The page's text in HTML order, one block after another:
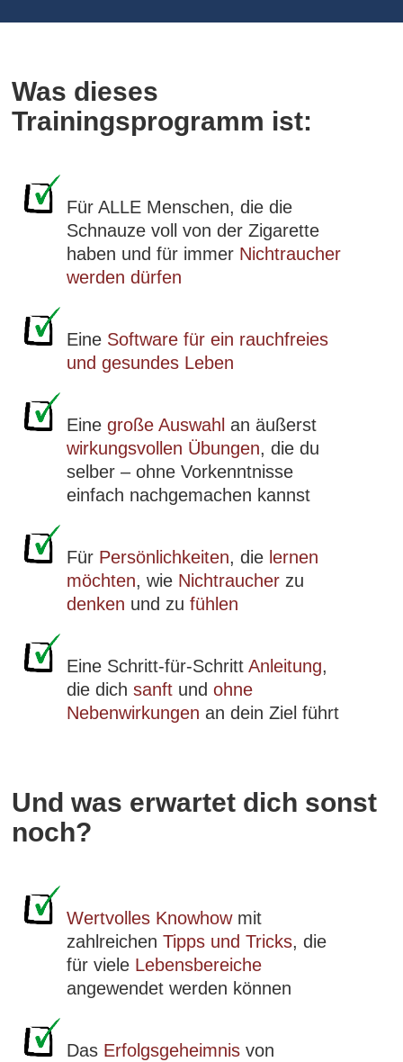
Was dieses
Trainingsprogramm ist:
Für ALLE Menschen, die die
Schnauze voll von der Zigarette
haben und für immer Nichtraucher
werden dürfen
Eine Software für ein rauchfreies
undgesundes Leben
Einegroße Auswahl an äußerst
wirkungsvollen Übungen, die du
selber – ohne Vorkenntnisse
einfach nachgemachen kannst
Für Persönlichkeiten, die lernen
möchten, wie Nichtraucher zu
denken und zufühlen
Eine Schritt-für-SchrittAnleitung,
die dichsanft undohne
Nebenwirkungen an dein Ziel führt
Und was erwartet dich sonst
noch?
Wertvolles Knowhowmit
zahlreichenTipps und Tricks, die
für viele Lebensbereiche
angewendet werden können
Das Erfolgsgeheimnis von